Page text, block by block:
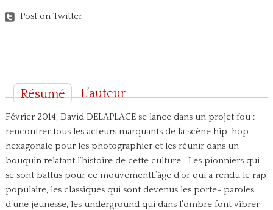
Post on Twitter
Résumé L’auteur
Février 2014, David DELAPLACE se lance dans un projet fou :
rencontrer tous les acteurs marquants de la scène hip-hop
hexagonale pour les photographier et les réunir dans un
bouquin relatant l’histoire de cette culture. Les pionniers qui
se sont battus pour ce mouvementL’âge d’or qui a rendu le rap
populaire, les classiques qui sont devenus les porte- paroles
d’une jeunesse, les underground qui dans l’ombre font vibrer